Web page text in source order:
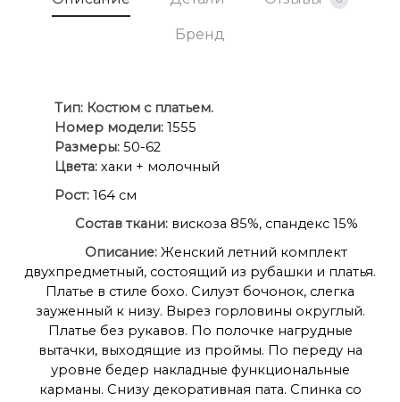
Бренд
Тип: Костюм с платьем.
Номер модели: 1555
Размеры: 50-62
Цвета: хаки + молочный
Рост: 164 см
Состав ткани: вискоза 85%, спандекс 15%
Описание: Женский летний комплект
двухпредметный, состоящий из рубашки и платья.
Платье в стиле бохо. Силуэт бочонок, слегка
зауженный к низу. Вырез горловины округлый.
Платье без рукавов. По полочке нагрудные
вытачки, выходящие из проймы. По переду на
уровне бедер накладные функциональные
карманы. Снизу декоративная пата. Спинка со